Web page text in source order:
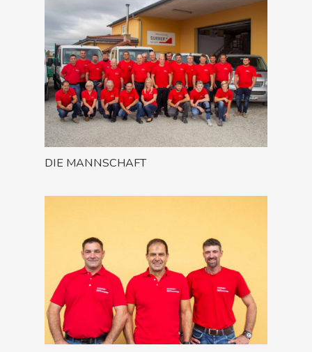
DIE MANNSCHAFT